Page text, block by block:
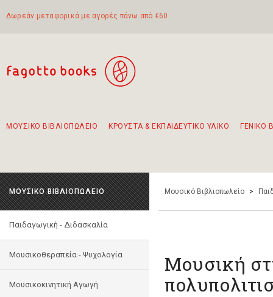
Δωρεάν μεταφορικά με αγορές πάνω από €60
ΜΟΥΣΙΚΟ ΒΙΒΛΙΟΠΩΛΕΙΟ ΚΡΟΥΣΤΑ & ΕΚΠΑΙΔΕΥΤΙΚΟ ΥΛΙΚΟ ΓΕΝΙΚΟ
ΜΟΥΣΙΚΟ ΒΙΒΛΙΟΠΩΛΕΙΟ
Παιδαγωγική - Διδασκαλία
Μουσικοθεραπεία - Ψυχολογία
Μουσικοκινητική Αγωγή
Μουσικό Βιβλιοπωλείο >
Μουσική